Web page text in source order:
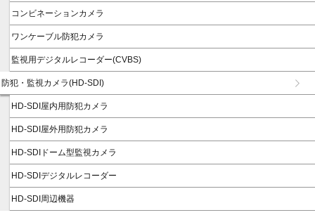
コンビネーションカメラ
ワンケーブル防犯カメラ
監視用デジタルレコーダー(CVBS)
防犯・監視カメラ(HD-SDI)
HD-SDI屋内用防犯カメラ
HD-SDI屋外用防犯カメラ
HD-SDIドーム型監視カメラ
HD-SDIデジタルレコーダー
HD-SDI周辺機器